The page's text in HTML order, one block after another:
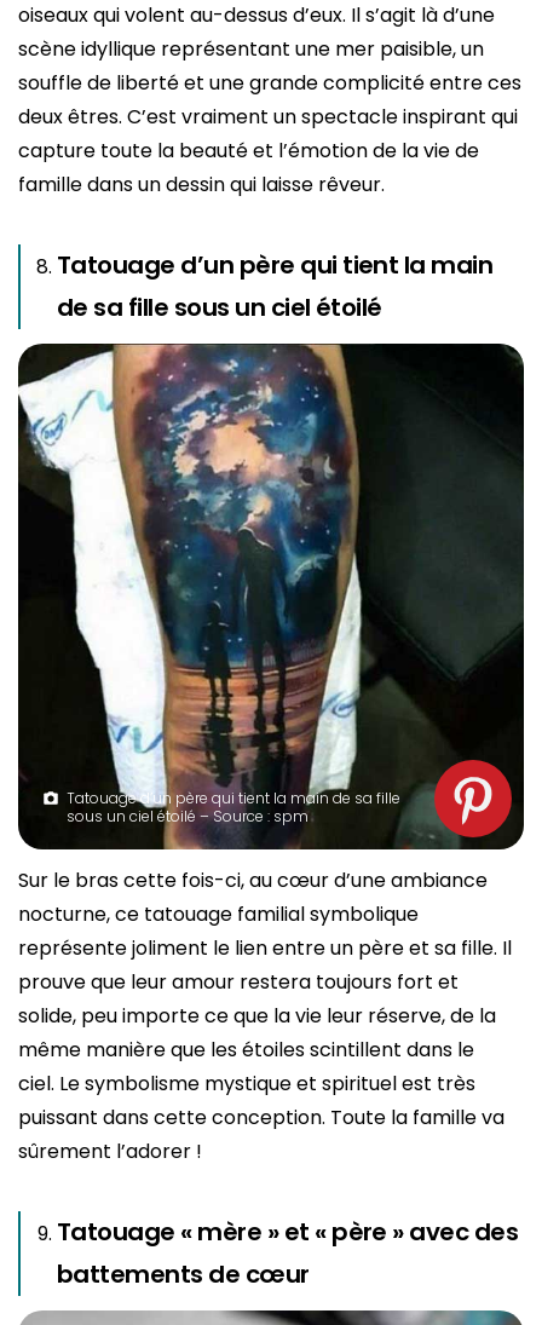
oiseaux qui volent au-dessus d’eux. Il s’agit là d’une
scène idyllique représentant une mer paisible, un
souffle de liberté et une grande complicité entre ces
deux êtres. C’est vraiment un spectacle inspirant qui
capture toute la beauté et l’émotion de la vie de
famille dans un dessin qui laisse rêveur.
Tatouage d’un père qui tient la main
de sa fille sous un ciel étoilé
Tatouage d’un père qui tient la main de sa fille
sous un ciel étoilé – Source : spm
Sur le bras cette fois-ci, au cœur d’une ambiance
nocturne, ce tatouage familial symbolique
représente joliment le lien entre un père et sa fille. Il
prouve que leur amour restera toujours fort et
solide, peu importe ce que la vie leur réserve, de la
même manière que les étoiles scintillent dans le
ciel. Le symbolisme mystique et spirituel est très
puissant dans cette conception. Toute la famille va
sûrement l’adorer !
Tatouage « mère » et « père » avec des
battements de cœur